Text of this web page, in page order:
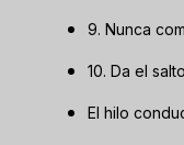
9. Nunca
10. Da el
El hilo